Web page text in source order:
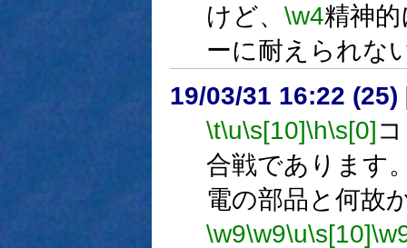
けど、 \w4精神
ーに耐えられな
19/03/31 16:22 (25)
\t\u\s[10]\h\s[0]
合戦であります
電の部品と何故
\w9\w9\u\s[10]